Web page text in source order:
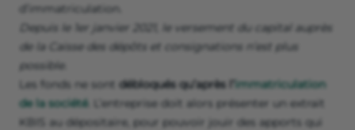
d’immatriculation.
Depuis le 1er janvier 2021, le versement du capital auprès
de la Caisse des dépôts et consignations n’est plus
possible.
Les fonds ne sont débloqués qu’après l’
immatriculation
de la société. L’entreprise doit alors présenter un extrait
KBIS au dépositaire, pour pouvoir jouir des apports qui